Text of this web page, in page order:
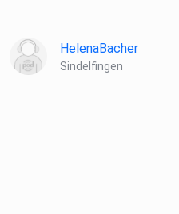
HelenaBacher
Sindelfingen